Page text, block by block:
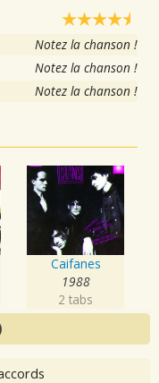
Notez la chanson !
Notez la chanson !
Notez la chanson !
Caifanes
1988
2 tabs